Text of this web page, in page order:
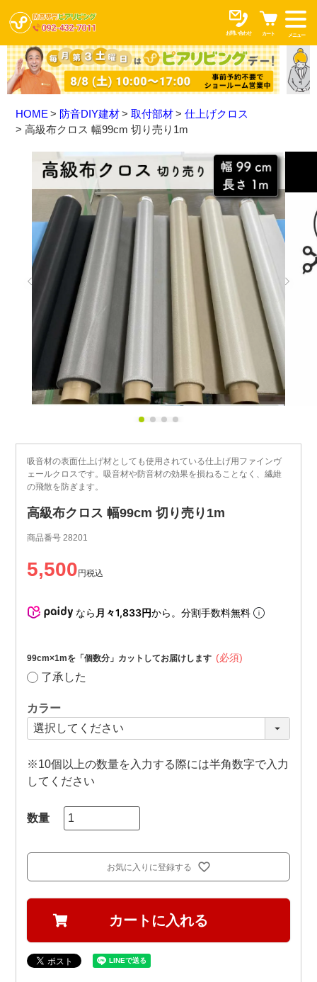
お問い合わせ カート メニュー
HOME 防音DIY建材 取付部材
仕上げクロス
高級布クロス 幅99cm 切り売り1m
吸音材の表面仕上げ材としても使用されている仕上げ用ファインヴ
ェールクロスです。吸音材や防音材の効果を損ねることなく、繊維
の飛散を防ぎます。
高級布クロス 幅99cm 切り売り1m
商品番号 28201
5,500 税込
なら 月々1,833円から。分割手数料無料
99cm×1mを「個数分」カットしてお届けします (必須)
了承した
カラー
※10個以上の数量を入力する際には半角数字で入力
してください
お気に入りに登録する
カートに入れる